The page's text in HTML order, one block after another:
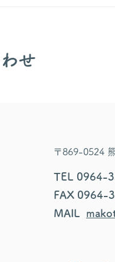
せ
〒869-0524
TEL 0964-
FAX 0964-
MAIL